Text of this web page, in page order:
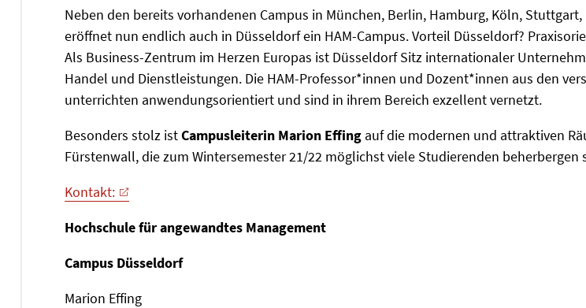
Neben den bereits vorhandenen Campus in München, Berlin, Hamburg, Köln,
eröffnet nun endlich auch in Düsseldorf ein HAM-Campus. Vorteil Düsseldorf?
Als Business-Zentrum im Herzen Europas ist Düsseldorf Sitz internationaler
Handel und Dienstleistungen. Die HAM-Professor*innen und Dozent*innen aus den
unterrichten anwendungsorientiert und sind in ihrem Bereich exzellent vernetzt.
Besonders stolz istCampusleiterin Marion Effing auf die modernen und attraktiven
Fürstenwall, die zum Wintersemester 21/22 möglichst viele Studierenden beherbergen
Kontakt:
Hochschule für angewandtes Management
Campus Düsseldorf
Marion Effing